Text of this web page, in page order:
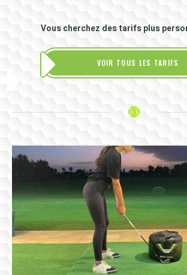
Vous cherchez des tarifs plus
VOIR TOUS LES TARIFS